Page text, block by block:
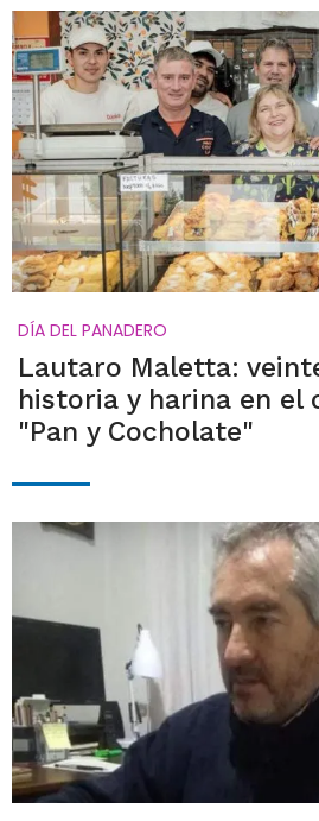
DÍA DEL PANADERO
Lautaro Maletta:
historia y harina en el
"Pan y Cocholate"